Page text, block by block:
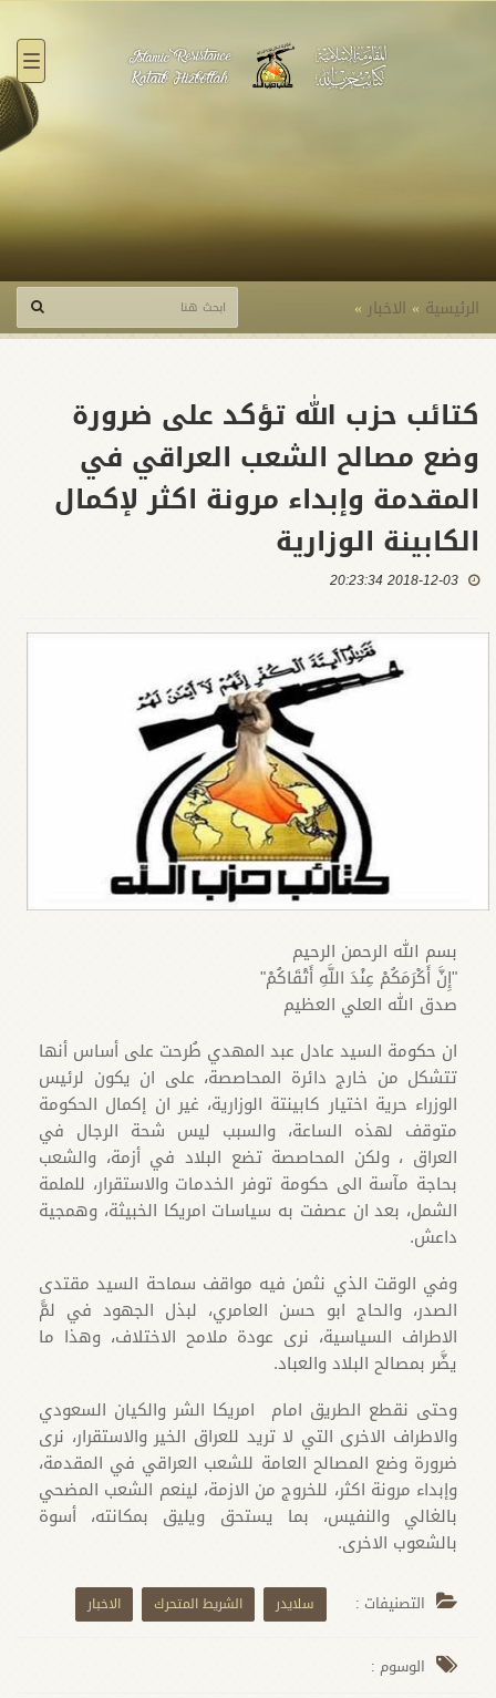
الرئيسية » الاخبار »
كتائب حزب الله تؤكد على ضرورة
وضع مصالح الشعب العراقي في
المقدمة وإبداء مرونة اكثر لإكمال
الكابينة الوزارية
2018-12-03 20:23:34
بسم الله الرحمن الرحيم
"إِنَّ أَكْرَمَكُمْ عِنْدَ اللَّهِ أَتْقَاكُمْ"
صدق الله العلي العظيم
ان حكومة السيد عادل عبد المهدي طُرحت على أساس أنها
تتشكل من خارج دائرة المحاصصة، على ان يكون لرئيس
الوزراء حرية اختيار كابينتة الوزارية، غير ان إكمال الحكومة
متوقف لهذه الساعة، والسبب ليس شحة الرجال في
العراق ، ولكن المحاصصة تضع البلاد في أزمة، والشعب
بحاجة مآسة الى حكومة توفر الخدمات والاستقرار، للملمة
الشمل، بعد ان عصفت به سياسات امريكا الخبيثة، وهمجية
داعش.
وفي الوقت الذي نثمن فيه مواقف سماحة السيد مقتدى
الصدر، والحاج ابو حسن العامري، لبذل الجهود في لمًّ
الاطراف السياسية، نرى عودة ملامح الاختلاف، وهذا ما
يضَّر بمصالح البلاد والعباد.
وحتى نقطع الطريق امام امريكا الشر والكيان السعودي
والاطراف الاخرى التي لا تريد للعراق الخير والاستقرار، نرى
ضرورة وضع المصالح العامة للشعب العراقي في المقدمة،
وإبداء مرونة اكثر، للخروج من الازمة، لينعم الشعب المضحي
بالغالي والنفيس، بما يستحق ويليق بمكانته، أسوة
بالشعوب الاخرى.
التصنيفات : سلايدر الشريط المتحرك الاخبار
الوسوم :